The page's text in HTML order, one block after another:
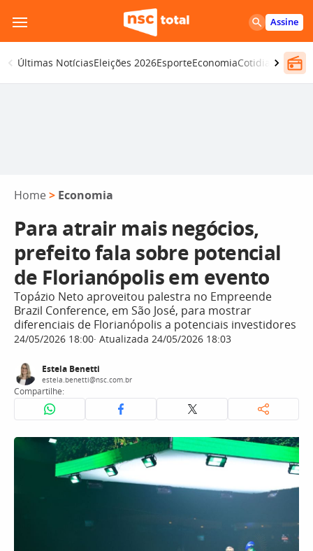
para
o
conteúdo
Assine
Últimas NotíciasEleições 2026EsporteEconomiaCotidiano
Home > Economia
Para atrair mais negócios,
prefeito fala sobre potencial
de Florianópolis em evento
Topázio Neto aproveitou palestra no Empreende
Brazil Conference, em São José, para mostrar
diferenciais de Florianópolis a potenciais investidores
24/05/2026 18:00 Atualizada 24/05/2026 18:03
Estela Benetti
estela.benetti@nsc.com.br
Compartilhe: